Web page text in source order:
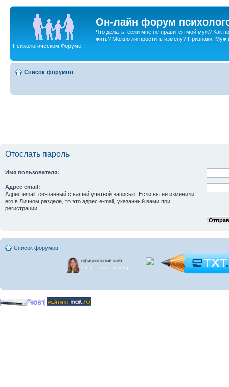
Он-лайн форум
Что делать, если мне не нравится мой муж? Как
жить? Можно ли простить измену? Признаки. Муж
Психологическом Форуме
Список форумов
Отослать пароль
Имя пользователя:
Адрес email:
Адрес email, связанный с вашей учётной записью. Если вы не изменили
его в Личном разделе, то это адрес e-mail, указанный вами при
регистрации.
Список форумов